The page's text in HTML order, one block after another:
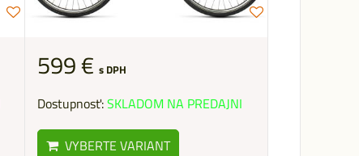
599 €s DPH
Dostupnosť:SKLADOM NA PREDAJNI
VYBERTE VARIANT